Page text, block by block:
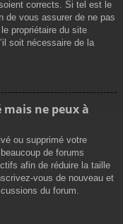
corrects. Si tel est le
de vous assurer de ne pas
propriétaire du site
soit nécessaire de la
mais ne peux à
ou supprimé votre
de forums
afin de réduire la taille
vous de nouveau et
du forum.